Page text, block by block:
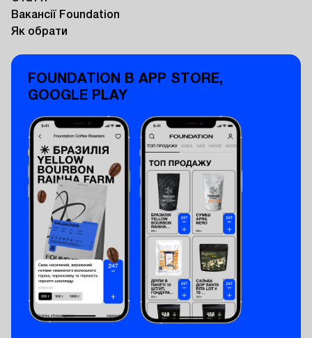
Вакансії Foundation
Як обрати
FOUNDATION В APP STORE,
GOOGLE PLAY